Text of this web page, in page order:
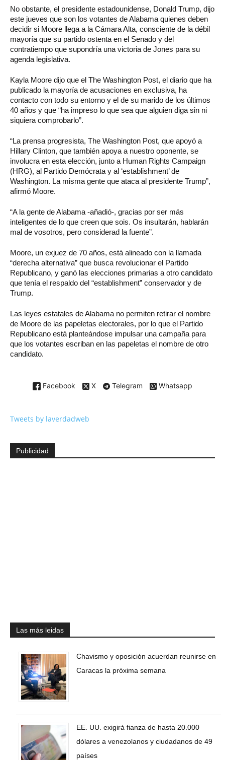
No obstante, el presidente estadounidense, Donald Trump, dijo
este jueves que son los votantes de Alabama quienes deben
decidir si Moore llega a la Cámara Alta, consciente de la débil
mayoría que su partido ostenta en el Senado y del
contratiempo que supondría una victoria de Jones para su
agenda legislativa.
Kayla Moore dijo que el The Washington Post, el diario que ha
publicado la mayoría de acusaciones en exclusiva, ha
contacto con todo su entorno y el de su marido de los últimos
40 años y que “ha impreso lo que sea que alguien diga sin ni
siquiera comprobarlo”.
“La prensa progresista, The Washington Post, que apoyó a
Hillary Clinton, que también apoya a nuestro oponente, se
involucra en esta elección, junto a Human Rights Campaign
(HRG), al Partido Demócrata y al ‘establishment’ de
Washington. La misma gente que ataca al presidente Trump”,
afirmó Moore.
“A la gente de Alabama -añadió-, gracias por ser más
inteligentes de lo que creen que sois. Os insultarán, hablarán
mal de vosotros, pero considerad la fuente”.
Moore, un exjuez de 70 años, está alineado con la llamada
“derecha alternativa” que busca revolucionar el Partido
Republicano, y ganó las elecciones primarias a otro candidato
que tenía el respaldo del “establishment” conservador y de
Trump.
Las leyes estatales de Alabama no permiten retirar el nombre
de Moore de las papeletas electorales, por lo que el Partido
Republicano está planteándose impulsar una campaña para
que los votantes escriban en las papeletas el nombre de otro
candidato.
Facebook X Telegram Whatsapp
Tweets by laverdadweb
Publicidad
Las más leidas
Chavismo y oposición acuerdan reunirse en
Caracas la próxima semana
EE. UU. exigirá fianza de hasta 20.000
dólares a venezolanos y ciudadanos de 49
países